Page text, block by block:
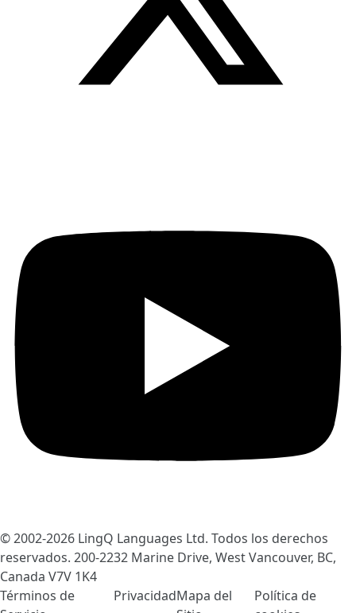
© 2002-2026 LingQ Languages Ltd. Todos los derechos
reservados. 200-2232 Marine Drive, West Vancouver, BC,
Canada V7V 1K4
Términos de
PrivacidadMapa del
Política de